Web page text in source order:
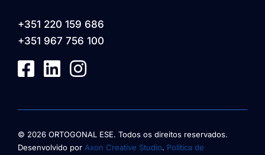
+351 220 159 686
+351 967 756 100
© 2026 ORTOGONAL ESE. Todos os direitos reservados.
Desenvolvido por Axon Creative Studio. Política de